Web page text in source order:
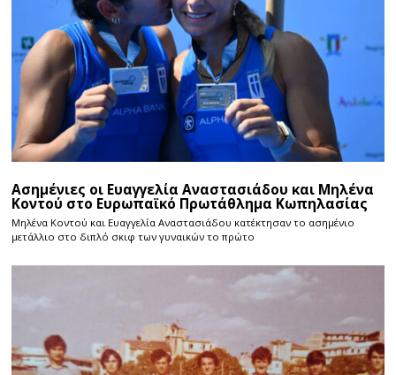
Ασημένιες οι Ευαγγελία Αναστασιάδου και Μηλένα
Κοντού στο Ευρωπαϊκό Πρωτάθλημα Κωπηλασίας
Μηλένα Κοντού και Ευαγγελία Αναστασιάδου κατέκτησαν το ασημένιο
μετάλλιο στο διπλό σκιφ των γυναικών το πρώτο